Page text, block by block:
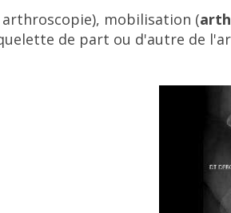
arthroscopie), mobilisation (
de part ou d'autre de